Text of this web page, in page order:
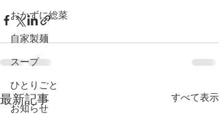
おかずに総菜
自家製麺
スープ
ひとりごと
お知らせ
最新記事 すべて表示